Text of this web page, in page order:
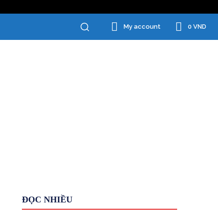
My account 0 VND
ĐỌC NHIỀUChăm Sóc Cá Nhân